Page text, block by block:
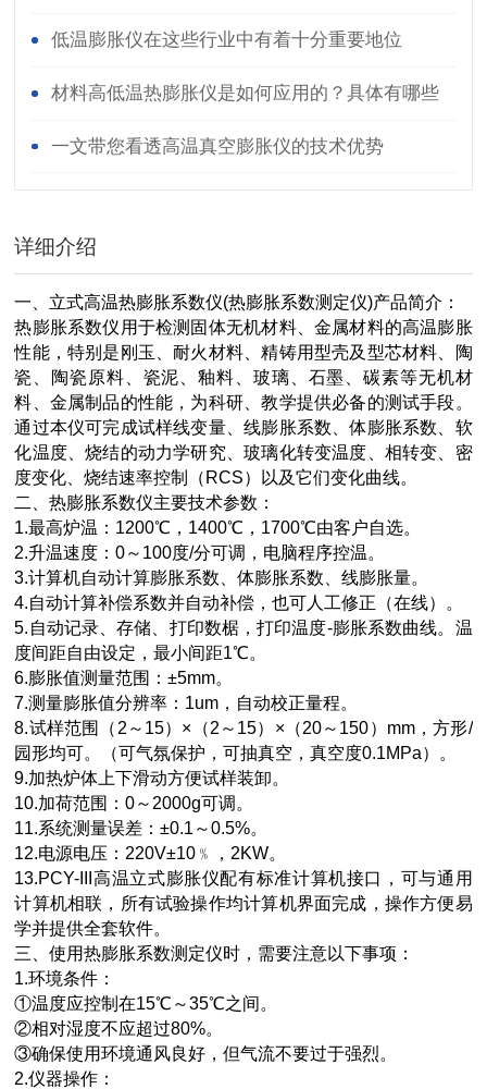
低温膨胀仪在这些行业中有着十分重要地位
材料高低温热膨胀仪是如何应用的？具体有哪些
范围？
一文带您看透高温真空膨胀仪的技术优势
详细介绍
一、立式高温热膨胀系数仪(热膨胀系数测定仪)产品简介：
热膨胀系数仪用于检测固体无机材料、金属材料的高温膨胀
性能，特别是刚玉、耐火材料、精铸用型壳及型芯材料、陶
瓷、陶瓷原料、瓷泥、釉料、玻璃、石墨、碳素等无机材
料、金属制品的性能，为科研、教学提供必备的测试手段。
通过本仪可完成试样线变量、线膨胀系数、体膨胀系数、软
化温度、烧结的动力学研究、玻璃化转变温度、相转变、密
度变化、烧结速率控制（RCS）以及它们变化曲线。
二、热膨胀系数仪主要技术参数：
1.最高炉温：1200℃，1400℃，1700℃由客户自选。
2.升温速度：0～100度/分可调，电脑程序控温。
3.计算机自动计算膨胀系数、体膨胀系数、线膨胀量。
4.自动计算补偿系数并自动补偿，也可人工修正（在线）。
5.自动记录、存储、打印数椐，打印温度-膨胀系数曲线。温
度间距自由设定，最小间距1℃。
6.膨胀值测量范围：±5mm。
7.测量膨胀值分辨率：1um，自动校正量程。
8.试样范围（2～15）×（2～15）×（20～150）mm，方形/
园形均可。（可气氛保护，可抽真空，真空度0.1MPa）。
9.加热炉体上下滑动方便试样装卸。
10.加荷范围：0～2000g可调。
11.系统测量误差：±0.1～0.5%。
12.电源电压：220V±10﹪，2KW。
13.PCY-III高温立式膨胀仪配有标准计算机接口，可与通用
计算机相联，所有试验操作均计算机界面完成，操作方便易
学并提供全套软件。
三、使用热膨胀系数测定仪时，需要注意以下事项：
1.环境条件：
①温度应控制在15℃～35℃之间。
②相对湿度不应超过80%。
③确保使用环境通风良好，但气流不要过于强烈。
2.仪器操作：